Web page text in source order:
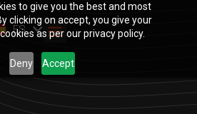
to give you the best and most
clicking on accept, you give your
as per our privacy policy.
Deny Accept
ES
PT
EN